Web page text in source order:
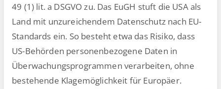
Rahmenbedingungen konfrontiert.
Unternehmen befinden sich in einem
globalen Wettbewerb um die besten
Talente, während gleichzeitig
technologische Entwicklungen neue
Chancen, aber auch
49 (1) lit. a DSGVO zu. Das EuGH stuft die USA als
Land mit unzureichendem Datenschutz nach EU-
Standards ein. So besteht etwa das Risiko, dass
US-Behörden personenbezogene Daten in
Überwachungsprogrammen verarbeiten, ohne
bestehende Klagemöglichkeit für Europäer.